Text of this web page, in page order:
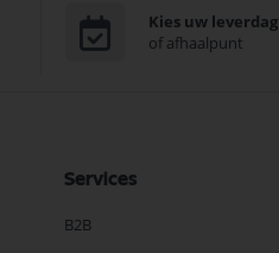
Kies uw leverdag
of afhaalpunt
Services
B2B